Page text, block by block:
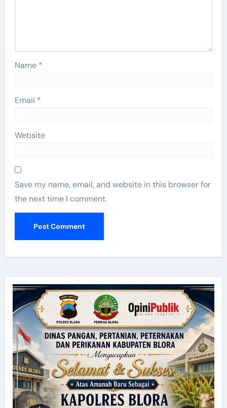
Name *
Email *
Website
Save my name, email, and website in this browser for
the next time I comment.